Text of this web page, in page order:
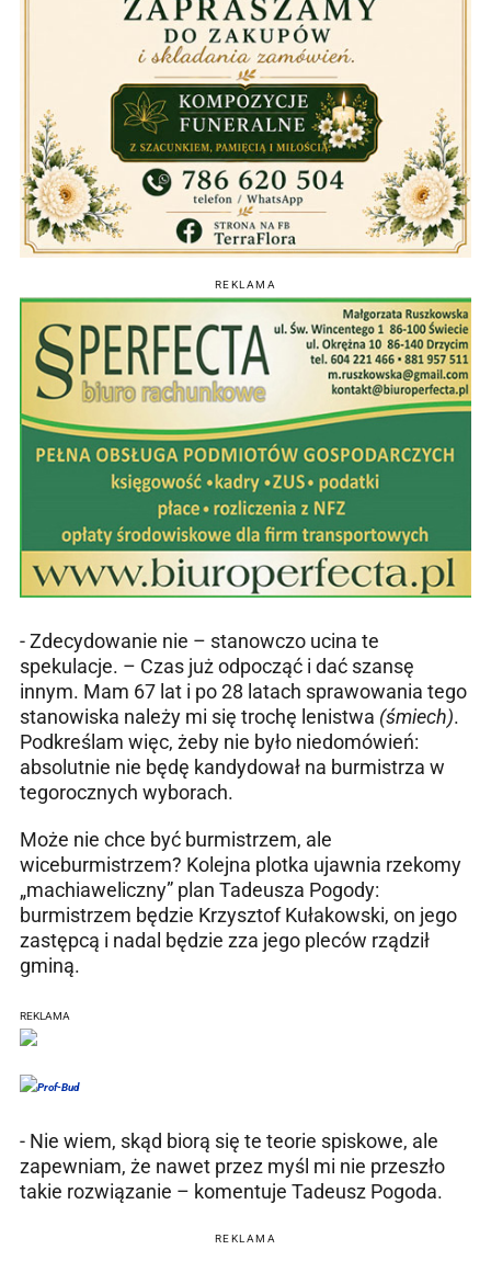
REKLAMA
- Zdecydowanie nie – stanowczo ucina te
spekulacje. – Czas już odpocząć i dać szansę
innym. Mam 67 lat i po 28 latach sprawowania tego
stanowiska należy mi się trochę lenistwa (śmiech).
Podkreślam więc, żeby nie było niedomówień:
absolutnie nie będę kandydował na burmistrza w
tegorocznych wyborach.
Może nie chce być burmistrzem, ale
wiceburmistrzem? Kolejna plotka ujawnia rzekomy
„machiaweliczny” plan Tadeusza Pogody:
burmistrzem będzie Krzysztof Kułakowski, on jego
zastępcą i nadal będzie zza jego pleców rządził
gminą.
REKLAMA
- Nie wiem, skąd biorą się te teorie spiskowe, ale
zapewniam, że nawet przez myśl mi nie przeszło
takie rozwiązanie – komentuje Tadeusz Pogoda.
REKLAMA